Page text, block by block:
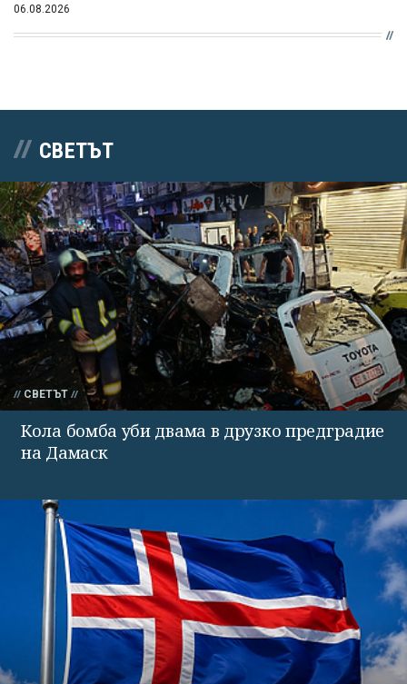
06.08.2026
СВЕТЪТ
СВЕТЪТ
Кола бомба уби двама в друзко предградие
на Дамаск